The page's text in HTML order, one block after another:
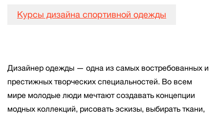
Курсы дизайна спортивной одежды
Дизайнер одежды — одна из самых востребованных и
престижных творческих специальностей. Во всем
мире молодые люди мечтают создавать концепции
модных коллекций, рисовать эскизы, выбирать ткани,